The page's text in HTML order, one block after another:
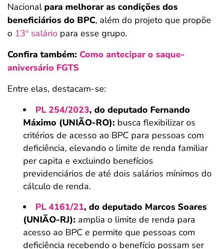
Nacional para melhorar as condições dos
beneficiários do BPC, além do projeto que propõe
o 13º salário para esse grupo.
Confira também: Como antecipar o saque-
aniversário FGTS
Entre elas, destacam-se:
PL 254/2023, do deputado Fernando
Máximo (UNIÃO-RO): busca flexibilizar os
critérios de acesso ao BPC para pessoas com
deficiência, elevando o limite de renda familiar
per capita e excluindo benefícios
previdenciários de até dois salários mínimos do
cálculo de renda.
PL 4161/21, do deputado Marcos Soares
(UNIÃO-RJ): amplia o limite de renda para
acesso ao BPC e permite que pessoas com
deficiência recebendo o benefício possam ser